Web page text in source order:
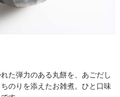
た弾力のある丸餅を、あごだし
のりを添えたお雑煮。ひと口味